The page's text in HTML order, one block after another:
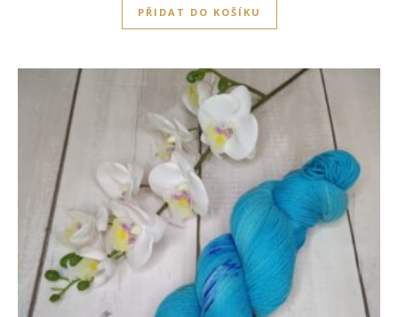
PŘIDAT DO KOŠÍKU